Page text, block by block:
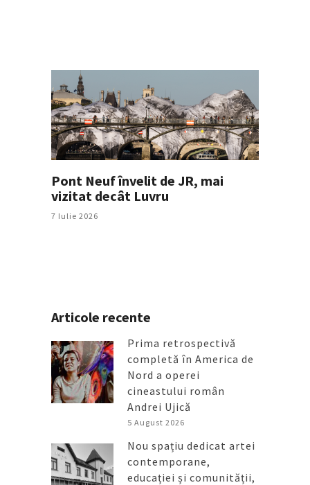
Pont Neuf învelit de JR, mai
vizitat decât Luvru
7 Iulie 2026
Articole recente
Prima retrospectivă
completă în America de
Nord a operei
cineastului român
Andrei Ujică
5 August 2026
Nou spațiu dedicat artei
contemporane,
educației și comunității,